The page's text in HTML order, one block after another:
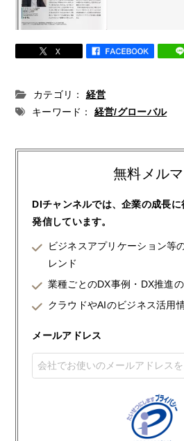
カテゴリ：
経営
キーワード：
経営/グローバル
無料メル
DIチャンネルでは、企業の成長
発信しています。
ビジネスアプリケーション等
レンド
業種ごとのDX事例・DX推進
クラウドやAIのビジネス活用
メールアドレス